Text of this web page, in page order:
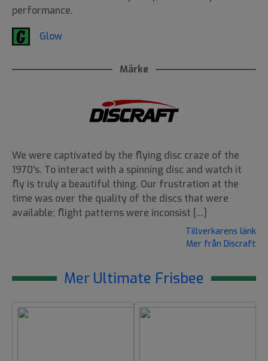
performance.
Glow
Märke
We were captivated by the flying disc craze of the
1970's. To interact with a spinning disc and watch it
fly is truly a beautiful thing. Our frustration at the
time was over the quality of the discs that were
available; flight patterns were inconsist [...]
Tillverkarens länk
Mer från Discraft
Mer Ultimate Frisbee